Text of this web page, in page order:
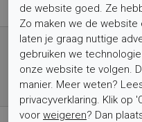
Gratis verzending vanaf €
Bestel nu, betaal achteraf
Levertijd 1-2 werkdagen*
Retourtermijn van 2 weken
de website goed. Ze
Zo maken we de
laten je graag nuttige
gebruiken we
onze website te volgen.
manier. Meer weten?
privacyverklaring. Klik op
voor weigeren? Dan